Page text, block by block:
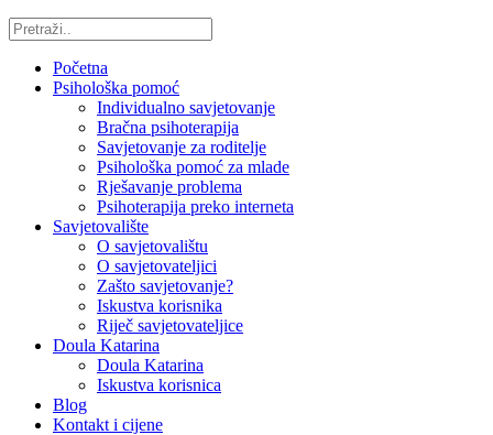
Početna
Psihološka pomoć
Individualno savjetovanje
Bračna psihoterapija
Savjetovanje za roditelje
Psihološka pomoć za mlade
Rješavanje problema
Psihoterapija preko interneta
Savjetovalište
O savjetovalištu
O savjetovateljici
Zašto savjetovanje?
Iskustva korisnika
Riječ savjetovateljice
Doula Katarina
Doula Katarina
Iskustva korisnica
Blog
Kontakt i cijene